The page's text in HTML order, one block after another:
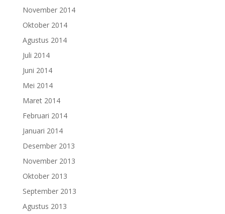
November 2014
Oktober 2014
Agustus 2014
Juli 2014
Juni 2014
Mei 2014
Maret 2014
Februari 2014
Januari 2014
Desember 2013
November 2013
Oktober 2013
September 2013
Agustus 2013